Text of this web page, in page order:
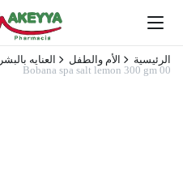
الرئيسية الأم والطفل
العنايه
Bobana spa salt lemon 300 gm 00